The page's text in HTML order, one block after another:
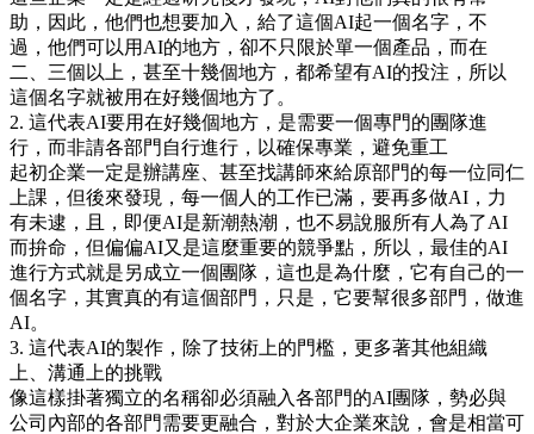
助，因此，他們也想要加入，給了這個AI起一個名字，不
過，他們可以用AI的地方，卻不只限於單一個產品，而在
二、三個以上，甚至十幾個地方，都希望有AI的投注，所以
這個名字就被用在好幾個地方了。
2. 這代表AI要用在好幾個地方，是需要一個專門的團隊進
行，而非請各部門自行進行，以確保專業，避免重工
起初企業一定是辦講座、甚至找講師來給原部門的每一位同仁
上課，但後來發現，每一個人的工作已滿，要再多做AI，力
有未逮，且，即便AI是新潮熱潮，也不易說服所有人為了AI
而拚命，但偏偏AI又是這麼重要的競爭點，所以，最佳的AI
進行方式就是另成立一個團隊，這也是為什麼，它有自己的一
個名字，其實真的有這個部門，只是，它要幫很多部門，做進
AI。
3. 這代表AI的製作，除了技術上的門檻，更多著其他組織
上、溝通上的挑戰
像這樣掛著獨立的名稱卻必須融入各部門的AI團隊，勢必與
公司內部的各部門需要更融合，對於大企業來說，會是相當可